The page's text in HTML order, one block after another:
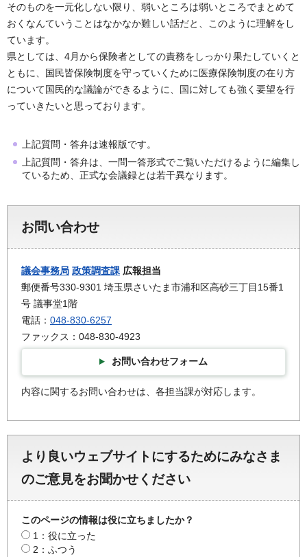
そのものを一元化しない限り、弱いところは弱いところでまとめて
おくなんていうことはなかなか難しい話だと、このように理解をし
ています。
県としては、4月から保険者としての責務をしっかり果たしていくと
ともに、国民皆保険制度を守っていくために医療保険制度の在り方
について国民的な議論ができるように、国に対しても強く要望を行
っていきたいと思っております。
上記質問・答弁は速報版です。
上記質問・答弁は、一問一答形式でご覧いただけるように編集し
ているため、正式な会議録とは若干異なります。
お問い合わせ
議会事務局 政策調査課 広報担当
郵便番号330-9301 埼玉県さいたま市浦和区高砂三丁目15番1
号 議事堂1階
電話： 048-830-6257
ファックス：048-830-4923
お問い合わせフォーム
内容に関するお問い合わせは、各担当課が対応します。
より良いウェブサイトにするためにみなさま
のご意見をお聞かせください
このページの情報は役に立ちましたか？
1：役に立った
2：ふつう